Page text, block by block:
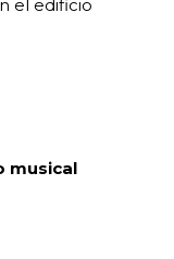
el edificio
musical